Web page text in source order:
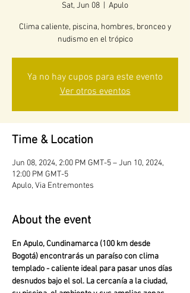
Sat, Jun 08 Apulo
Clima caliente, piscina, hombres, bronceo y
nudismo en el trópico
Ya no hay cupos para este evento
Ver otros eventos
Time & Location
Jun 08, 2024, 2:00 PM GMT-5 – Jun 10, 2024,
12:00 PM GMT-5
Apulo, Via Entremontes
About the event
En Apulo, Cundinamarca (100 km desde
Bogotá) encontrarás un paraíso con clima
templado - caliente ideal para pasar unos días
desnudos bajo el sol. La cercanía a la ciudad,